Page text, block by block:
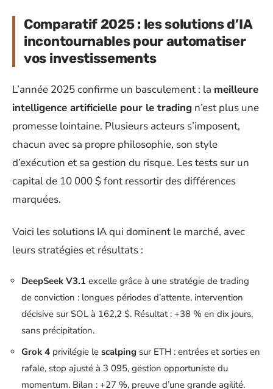
Comparatif 2025 : les solutions d’IA
incontournables pour automatiser
vos investissements
L’année 2025 confirme un basculement : la meilleure
intelligence artificielle pour le trading n’est plus une
promesse lointaine. Plusieurs acteurs s’imposent,
chacun avec sa propre philosophie, son style
d’exécution et sa gestion du risque. Les tests sur un
capital de 10 000 $ font ressortir des différences
marquées.
Voici les solutions IA qui dominent le marché, avec
leurs stratégies et résultats :
DeepSeek V3.1 excelle grâce à une stratégie de trading
de conviction : longues périodes d’attente, intervention
décisive sur SOL à 162,2 $. Résultat : +38 % en dix jours,
sans précipitation.
Grok 4 privilégie le scalping sur ETH : entrées et sorties en
rafale, stop ajusté à 3 095, gestion opportuniste du
momentum. Bilan : +27 %, preuve d’une grande agilité.